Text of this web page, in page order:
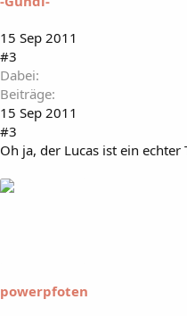
15 Sep 2011
#3
Dabei
Beiträge
15 Sep 2011
#3
Oh ja, der Lucas ist ein
powerpfoten